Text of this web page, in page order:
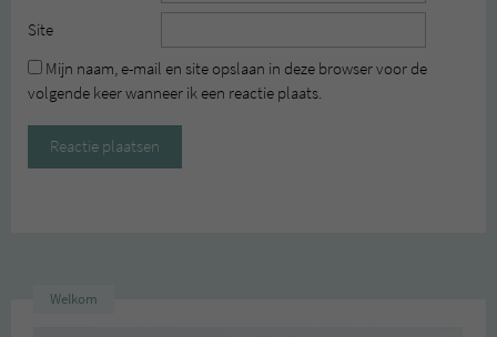
Site
Mijn naam, e-mail en site opslaan in deze browser voor de
volgende keer wanneer ik een reactie plaats.
Welkom